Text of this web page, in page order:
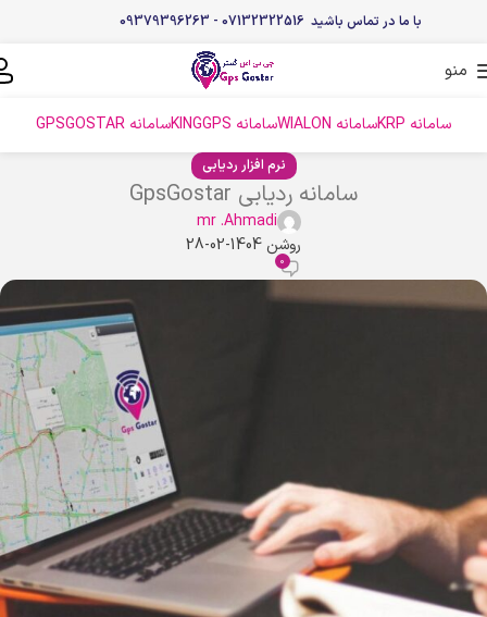
با ما در تماس باشید 07132322516 - 09379396263
منو
سامانه KRP سامانه WIALON سامانه KINGGPS سامانه GPSGOSTAR
نرم افزار ردیابی
سامانه ردیابی GpsGostar
mr .Ahmadi
روشن 1404-02-28
0